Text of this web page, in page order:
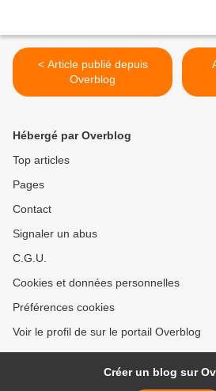
< Article publié depuis
Overblog
Hébergé par Overblog
Top articles
Pages
Contact
Signaler un abus
C.G.U.
Cookies et données personnelles
Préférences cookies
Voir le profil de sur le portail Overblog
Créer un blog sur